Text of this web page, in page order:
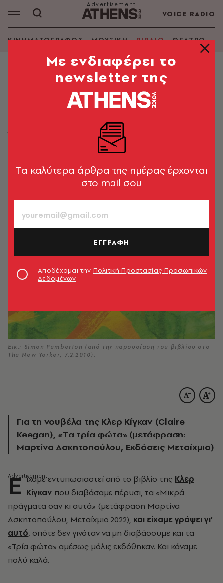
VOICE RADIO
ΚΙΝΗΜΑΤΟΓΡΑΦΟΣ ΜΟΥΣΙΚΗ ΒΙΒΛΙΟ ΘΕΑΤΡΟ -
Claire Keegan, «Τα τρία φώτα»:
Αγάπη και σπαραγμός
Ένα σύγχρονο κλασικό βιβλίο — μια σπαρακτική
ιστορία για τα παιδικά χρόνια, την απώλεια, και πάνω
Κυριάκος Αθανασιάδης
Εικ.: Simon Pemberton (από την παρουσίαση του βιβλίου στο
The New Yorker, 7.2.2010).
Για τη νουβέλα της Κλερ Κίγκαν (Claire
Keegan), «Τα τρία φώτα» (μετάφραση:
Μαρτίνα Ασκητοπούλου, Εκδόσεις Μεταίχμιο)
Ε ίχαμε εντυπωσιαστεί από το βιβλίο της Κλερ
Κίγκαν που διαβάσαμε πέρυσι, τα «Μικρά
πράγματα σαν κι αυτά» (μετάφραση Μαρτίνα
Ασκητοπούλου, Μεταίχμιο 2022), και είχαμε γράψει γι’
αυτό, οπότε δεν γινόταν να μη διαβάσουμε και τα
«Τρία φώτα» αμέσως μόλις εκδόθηκαν. Και κάναμε
πολύ καλά.
Mε ενδιαφέρει το
newsletter της
Tα καλύτερα άρθρα της ημέρας έρχονται
στο mail σου
ΕΓΓΡΑΦΗ
Αποδέχομαι την Πολιτική Προστασίας Προσωπικών
Δεδομένων